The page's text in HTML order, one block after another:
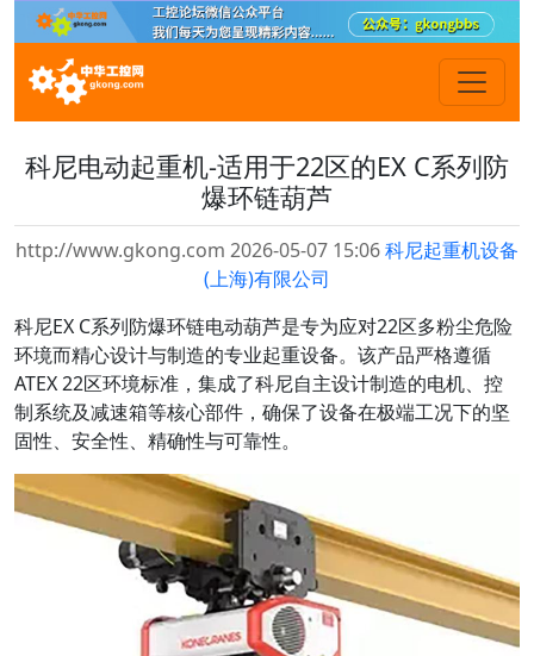
科尼电动起重机-适用于22区的EX C系列防
爆环链葫芦
http://www.gkong.com 2026-05-07 15:06科尼起重机设备
(上海)有限公司
科尼EX C系列防爆环链电动葫芦是专为应对22区多粉尘危险
环境而精心设计与制造的专业起重设备。该产品严格遵循
ATEX 22区环境标准，集成了科尼自主设计制造的电机、控
制系统及减速箱等核心部件，确保了设备在极端工况下的坚
固性、安全性、精确性与可靠性。